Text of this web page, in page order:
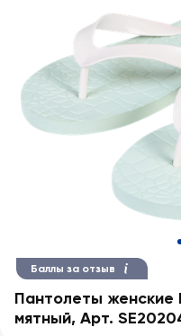
Баллы за отзыв
Пантолеты женские
мятный, Арт.